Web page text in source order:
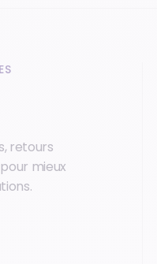
retours
mieux